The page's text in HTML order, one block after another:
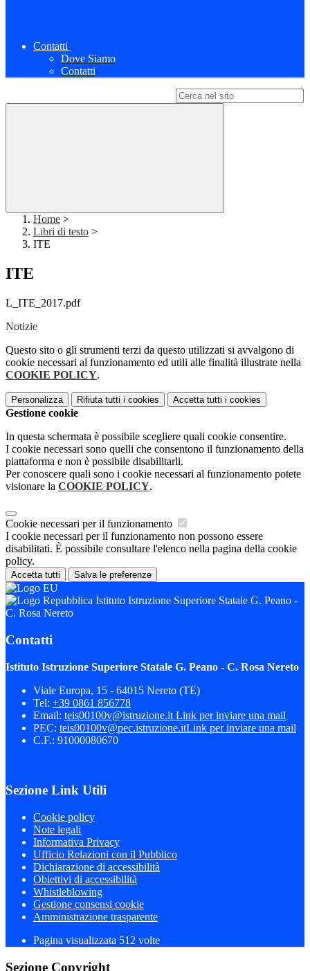
Contatti
Dove Siamo
Contatti
Home >
Libri di testo >
ITE
ITE
L_ITE_2017.pdf
Notizie
Questo sito o gli strumenti terzi da questo utilizzati si avvalgono di
cookie necessari al funzionamento ed utili alle finalità illustrate nella
COOKIE POLICY.
Personalizza Rifiuta tutti i cookies Accetta tutti i cookies
Gestione cookie
In questa schermata è possibile scegliere quali cookie consentire.
I cookie necessari sono quelli che consentono il funzionamento della
piattaforma e non è possibile disabilitarli.
Per conoscere quali sono i cookie necessari al funzionamento potete
visionare la COOKIE POLICY.
Cookie necessari per il funzionamento
I cookie necessari per il funzionamento non possono essere
disabilitati. È possibile consultare l'elenco nella pagina della cookie
policy.
Accetta tutti Salva le preferenze
Istituto Istruzione Superiore Statale G. Peano -
C. Rosa Nereto
Contatti
Istituto Istruzione Superiore Statale G. Peano - C. Rosa Nereto
Viale Europa, 15 - 64015 Nereto (TE)
Tel: +39 0861 856778
Email: teis00100v@istruzione.it Link per inviare una mail
PEC: teis00100v@pec.istruzione.itLink per inviare una mail
C.F.: 91000080670
Sezione Link Utili
Cookie policy
Note legali
Informativa Privacy
Ufficio Relazioni con il Pubblico
Dichiarazione di accessibilità
Obiettivi di accessibilità
Whistleblowing
Gestione consensi cookie
Amministrazione trasparente
Pagina visualizzata 512 volte
Sezione Copyright